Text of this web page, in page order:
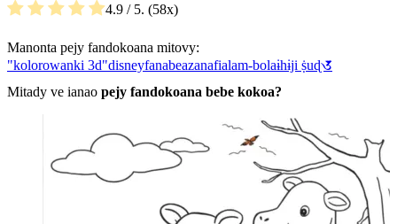
4.9 / 5. 58
Manonta pejy fandokoana mitovy:
"kolorowanki 3d"disneyfanabeazanafialam-bolaɨhɨji ṩuɖ𑖄
Mitady ve ianao pejy fandokoana bebe kokoa?